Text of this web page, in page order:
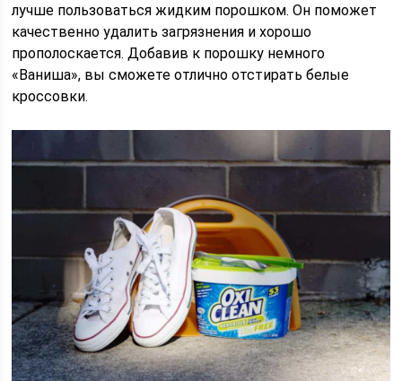
лучше пользоваться жидким порошком. Он поможет
качественно удалить загрязнения и хорошо
прополоскается. Добавив к порошку немного
«Ваниша», вы сможете отлично отстирать белые
кроссовки.